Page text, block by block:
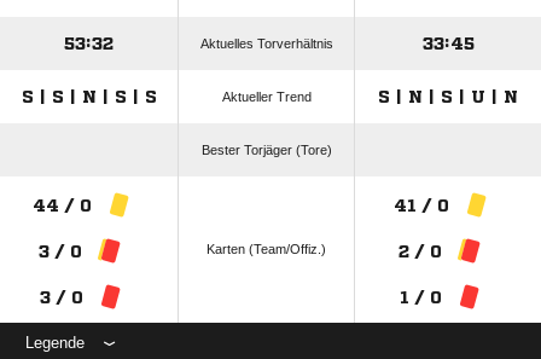
53:32 Aktuelles Torverhältnis 33:45
S | S | N | S | S Aktueller Trend S | N | S | U | N
Bester Torjäger (Tore)
44 / 0
3 / 0
3 / 0
Karten (Team/Offiz.)
41 / 0
2 / 0
1 / 0
Legende